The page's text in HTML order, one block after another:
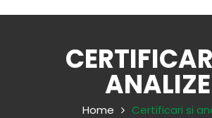
ANALIZE
Home Certificari si